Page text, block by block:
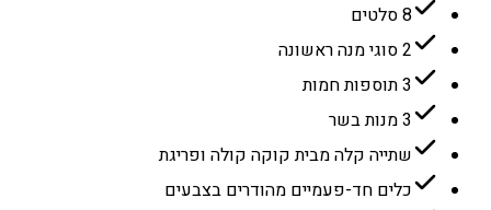
8 סלטים
2 סוגי מנה ראשונה
3 תוספות חמות
3 מנות בשר
שתייה קלה מבית קוקה קולה ופריגת
כלים חד-פעמיים מהודרים בצבעים